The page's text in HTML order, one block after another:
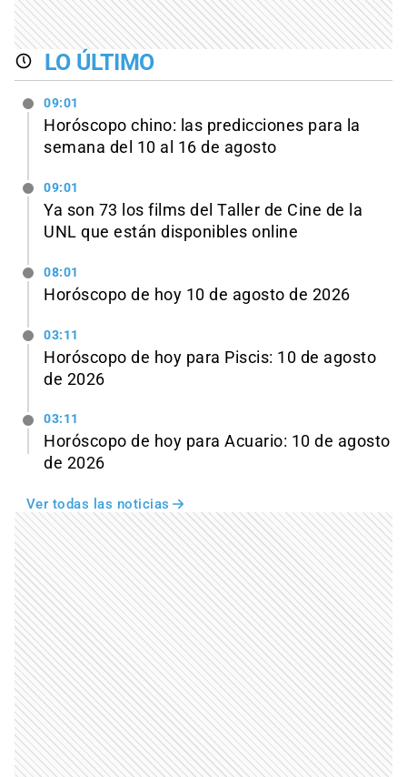
LO ÚLTIMO
09:01
Horóscopo chino: las predicciones para la
semana del 10 al 16 de agosto
09:01
Ya son 73 los films del Taller de Cine de la
UNL que están disponibles online
08:01
Horóscopo de hoy 10 de agosto de 2026
03:11
Horóscopo de hoy para Piscis: 10 de agosto
de 2026
03:11
Horóscopo de hoy para Acuario: 10 de agosto
de 2026
Ver todas las noticias